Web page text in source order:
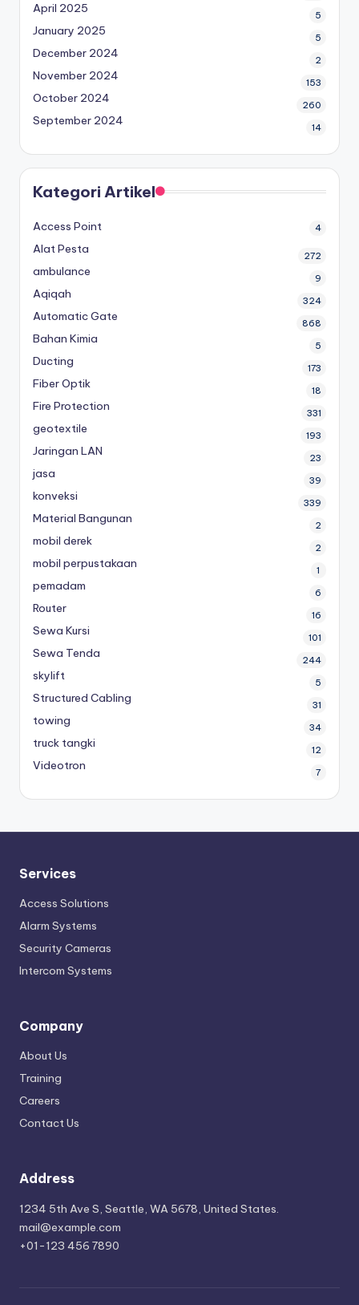
April 2025 5
January 2025 5
December 2024 2
November 2024 153
October 2024 260
September 2024 14
Kategori Artikel
Access Point 4
Alat Pesta 272
ambulance 9
Aqiqah 324
Automatic Gate 868
Bahan Kimia 5
Ducting 173
Fiber Optik 18
Fire Protection 331
geotextile 193
Jaringan LAN 23
jasa 39
konveksi 339
Material Bangunan 2
mobil derek 2
mobil perpustakaan 1
pemadam 6
Router 16
Sewa Kursi 101
Sewa Tenda 244
skylift 5
Structured Cabling 31
towing 34
truck tangki 12
Videotron 7
Services
Access Solutions
Alarm Systems
Security Cameras
Intercom Systems
Company
About Us
Training
Careers
Contact Us
Address
1234 5th Ave S, Seattle, WA 5678, United States.
mail@example.com
+01-123 456 7890